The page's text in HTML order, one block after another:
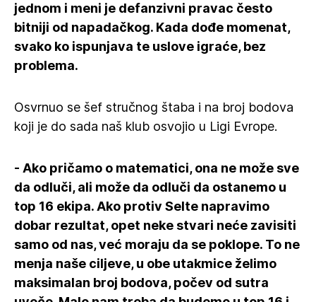
jednom i meni je defanzivni pravac često
bitniji od napadačkog. Kada dođe momenat,
svako ko ispunjava te uslove igraće, bez
problema.
Osvrnuo se šef stručnog štaba i na broj bodova
koji je do sada naš klub osvojio u Ligi Evrope.
- Ako pričamo o matematici, ona ne može sve
da odluči, ali može da odluči da ostanemo u
top 16 ekipa. Ako protiv Selte napravimo
dobar rezultat, opet neke stvari neće zavisiti
samo od nas, već moraju da se poklope. To ne
menja naše ciljeve, u obe utakmice želimo
maksimalan broj bodova, počev od sutra